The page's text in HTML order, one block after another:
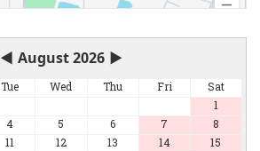
◀ August 2026 ▶
Tue Wed Thu Fri
Sat
1
4 5 6 7
8
11 12 13 14
15